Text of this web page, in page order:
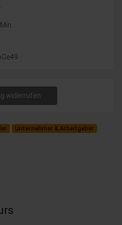
widerrufen
Unternehmer & Arbeitgeber